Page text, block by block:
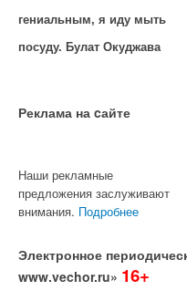
гениальным, я иду мыть
посуду. Булат Окуджава
Реклама на cайте
Наши рекламные
предложения заслуживают
внимания. Подробнее
Электронное
www.vechor.ru» 16+